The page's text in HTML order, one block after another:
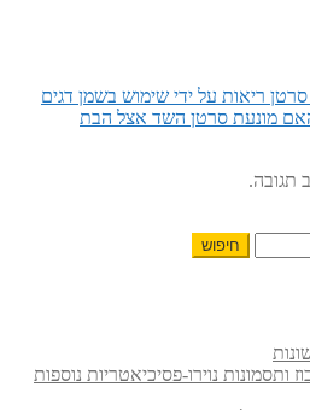
ריאות על ידי שימוש בשמן דגים
תגובה.
ותסמונות נוירו-פסיכיאטריות נוספות